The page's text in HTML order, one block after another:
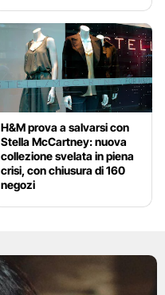
H&M prova a salvarsi con
Stella McCartney: nuova
collezione svelata in piena
crisi, con chiusura di 160
negozi